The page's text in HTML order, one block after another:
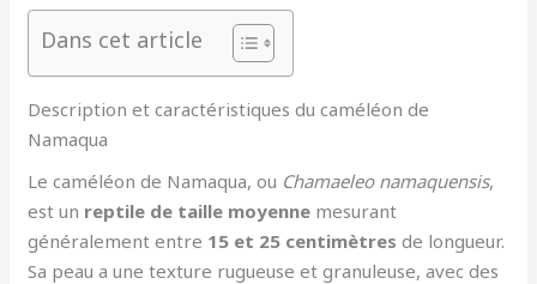
Dans cet article
Description et caractéristiques du caméléon de
Namaqua
Le caméléon de Namaqua, ou Chamaeleo namaquensis,
est un reptile de taille moyenne mesurant
généralement entre 15 et 25 centimètres de longueur.
Sa peau a une texture rugueuse et granuleuse, avec des